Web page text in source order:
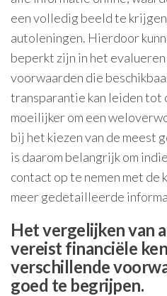
een volledig beeld te
autoleningen. Hierdoor
beperkt zijn in het
voorwaarden die
transparantie kan leiden tot
moeilijker om een
bij het kiezen van de meest
is daarom belangrijk om
contact op te nemen met
meer gedetailleerde
Het vergelijken van
vereist financiële
verschillende
goed te begrijpen.